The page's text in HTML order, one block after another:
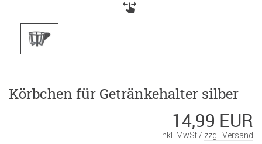
Körbchen für Getränkehalter silber
14,99 EUR
inkl. MwSt / zzgl. Versand